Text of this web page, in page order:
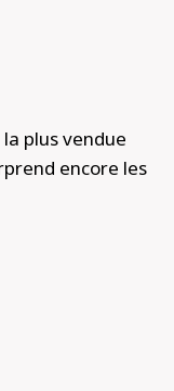
plus vendue
encore les